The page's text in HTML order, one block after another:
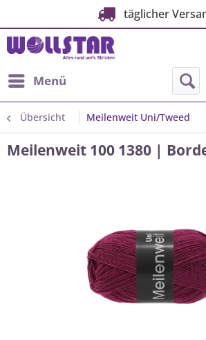
täglicher
Menü
Übersicht Meilenweit Uni/Tweed
Meilenweit 100 1380 |